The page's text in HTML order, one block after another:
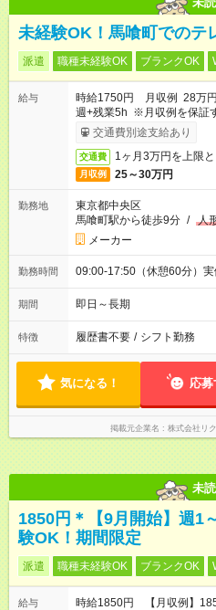
未経験OK！馬喰町でのテ
派遣 職種未経験OK ブランクOK
給与
時給1750円 月収例 28万
週+残業5h ※月収例を保証
取りサービス利用可（利用
交通費別途支給あり
交通費 1ヶ月3万円を上限
月収例 25～30万円
勤務地
東京都中央区
馬喰町駅から徒歩9分 / 人
メーカー
勤務時間 09:00-17:50（休憩60分）
期間 即日～長期
特徴 履歴書不要 / シフト勤務
気になる！ 応募
掲載元企業名 株式会社リ
未読
1850円＊【9月開始】週1
験OK！期間限定
派遣 職種未経験OK ブランクOK
給与
時給1850円 【月収例】